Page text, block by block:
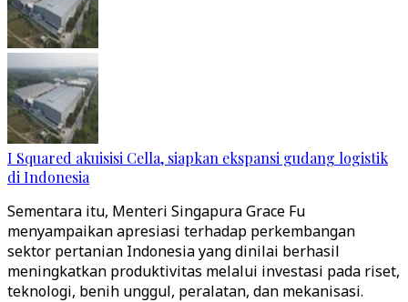
I Squared akuisisi Cella, siapkan ekspansi gudang logistik
di Indonesia
Sementara itu, Menteri Singapura Grace Fu
menyampaikan apresiasi terhadap perkembangan
sektor pertanian Indonesia yang dinilai berhasil
meningkatkan produktivitas melalui investasi pada riset,
teknologi, benih unggul, peralatan, dan mekanisasi.